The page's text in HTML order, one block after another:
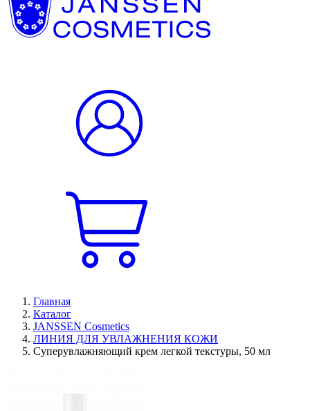
Главная
Каталог
JANSSEN Cosmetics
ЛИНИЯ ДЛЯ УВЛАЖНЕНИЯ КОЖИ
Суперувлажняющий крем легкой текстуры, 50 мл